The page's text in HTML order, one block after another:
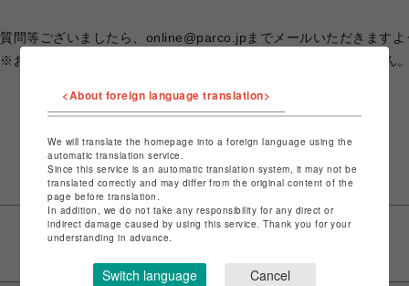
質問等ございましたら、online@parco.jpまでメールいただきます
※お客様告知前のため、当部に直接メールいただく形で構いません
<About foreign language translation>
We will translate the homepage into a foreign language using the
automatic translation service.
Since this service is an automatic translation system, it may not be
translated correctly and may differ from the original content of the
page before translation.
In addition, we do not take any responsibility for any direct or
indirect damage caused by using this service. Thank you for your
understanding in advance.
Switch language Cancel